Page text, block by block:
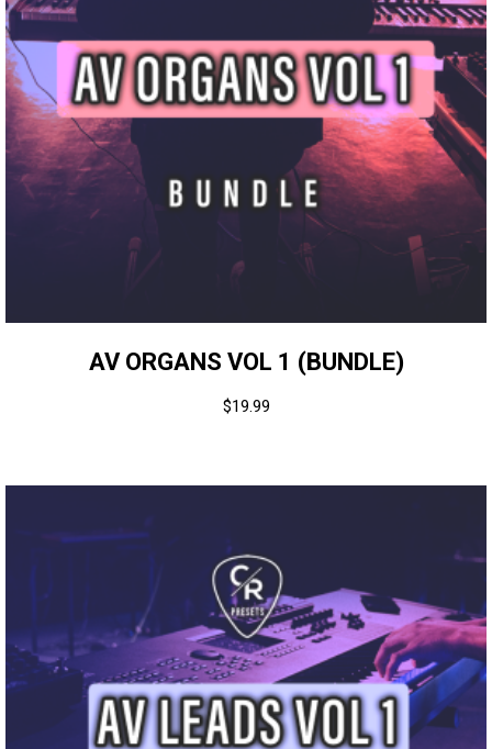
AV ORGANS VOL 1 (BUNDLE)
$19.99